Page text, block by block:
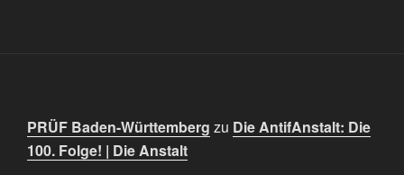
PRÜF Baden-Württemberg zu Die AntifAnstalt: Die
100. Folge! | Die Anstalt